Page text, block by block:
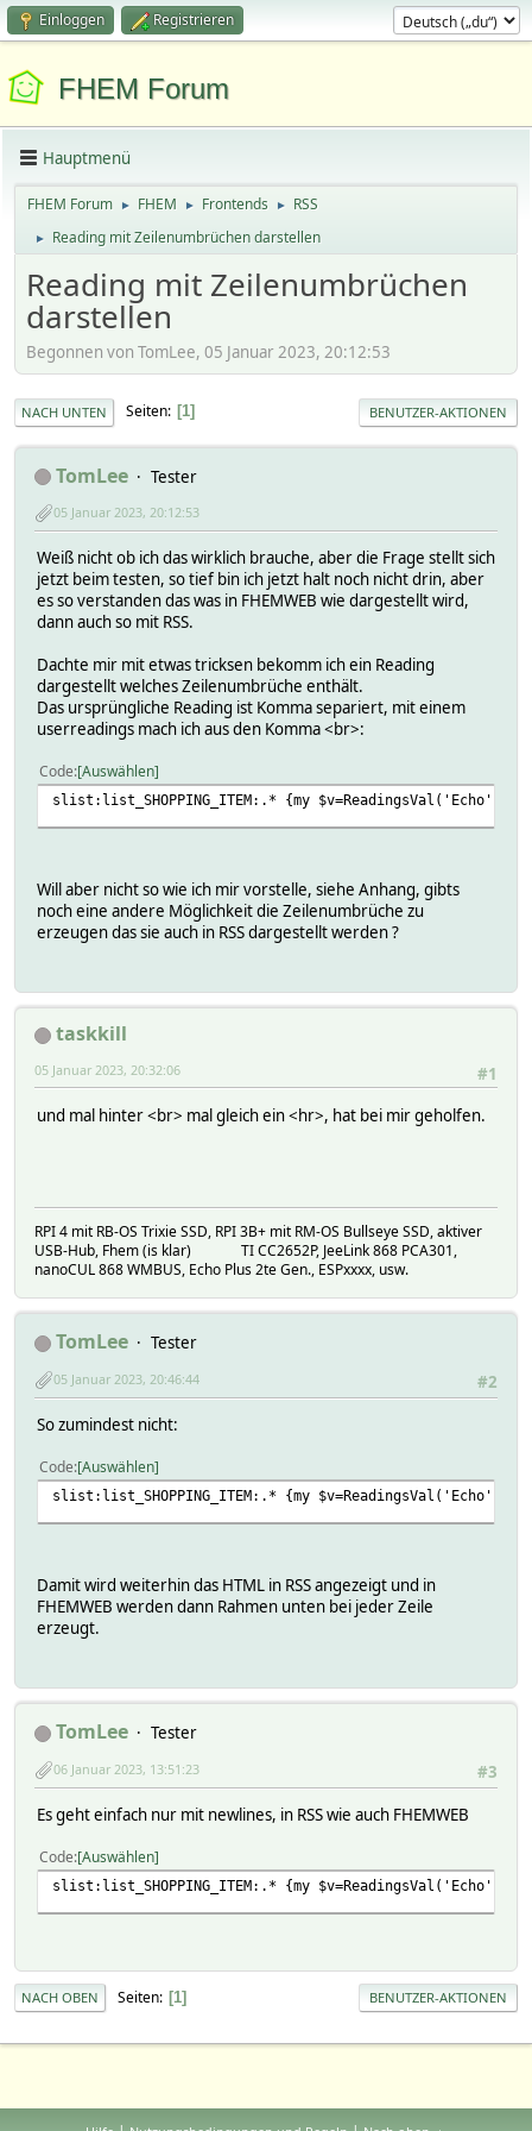
Einloggen Registrieren
FHEM Forum
Hauptmenü
FHEM Forum ► FHEM ► Frontends ► RSS
► Reading mit Zeilenumbrüchen darstellen
Reading mit Zeilenumbrüchen
darstellen
Begonnen von TomLee, 05 Januar 2023, 20:12:53
NACH UNTEN Seiten 1 BENUTZER-AKTIONEN
TomLee Tester
05 Januar 2023, 20:12:53
Weiß nicht ob ich das wirklich brauche, aber die Frage stellt sich
jetzt beim testen, so tief bin ich jetzt halt noch nicht drin, aber
es so verstanden das was in FHEMWEB wie dargestellt wird,
dann auch so mit RSS.
Dachte mir mit etwas tricksen bekomm ich ein Reading
dargestellt welches Zeilenumbrüche enthält.
Das ursprüngliche Reading ist Komma separiert, mit einem
userreadings mach ich aus den Komma <br>:
Code Auswählen
slist:list_SHOPPING_ITEM:.* {my
Will aber nicht so wie ich mir vorstelle, siehe Anhang, gibts
noch eine andere Möglichkeit die Zeilenumbrüche zu
erzeugen das sie auch in RSS dargestellt werden ?
taskkill
#1
05 Januar 2023, 20:32:06
und mal hinter <br> mal gleich ein <hr>, hat bei mir geholfen.
RPI 4 mit RB-OS Trixie SSD, RPI 3B+ mit RM-OS Bullseye SSD, aktiver
USB-Hub, Fhem (is klar) TI CC2652P, JeeLink 868 PCA301,
nanoCUL 868 WMBUS, Echo Plus 2te Gen., ESPxxxx, usw.
TomLee
Tester
#2
05 Januar 2023, 20:46:44
So zumindest nicht:
Code Auswählen
slist:list_SHOPPING_ITEM:.* {my
Damit wird weiterhin das HTML in RSS angezeigt und in
FHEMWEB werden dann Rahmen unten bei jeder Zeile
erzeugt.
TomLee
Tester
#3
06 Januar 2023, 13:51:23
Es geht einfach nur mit newlines, in RSS wie auch FHEMWEB
Code Auswählen
slist:list_SHOPPING_ITEM:.* {my
NACH OBEN Seiten 1 BENUTZER-AKTIONEN